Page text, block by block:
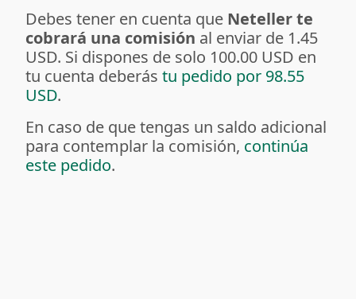
Debes tener en cuenta que Neteller te
cobrará una comisión al enviar de 1.45
USD. Si dispones de solo 100.00 USD en
tu cuenta deberás tu pedido por 98.55
USD.
En caso de que tengas un saldo adicional
para contemplar la comisión, continúa
este pedido.